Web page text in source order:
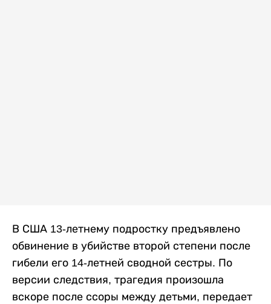
В США 13-летнему подростку предъявлено
обвинение в убийстве второй степени после
гибели его 14-летней сводной сестры. По
версии следствия, трагедия произошла
вскоре после ссоры между детьми, передает